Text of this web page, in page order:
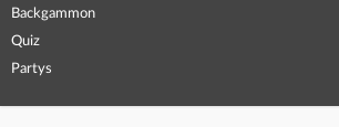
Backgammon
Quiz
Partys